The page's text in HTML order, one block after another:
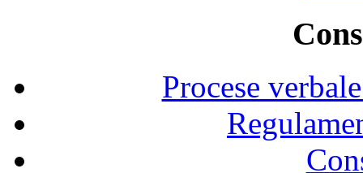
Procese